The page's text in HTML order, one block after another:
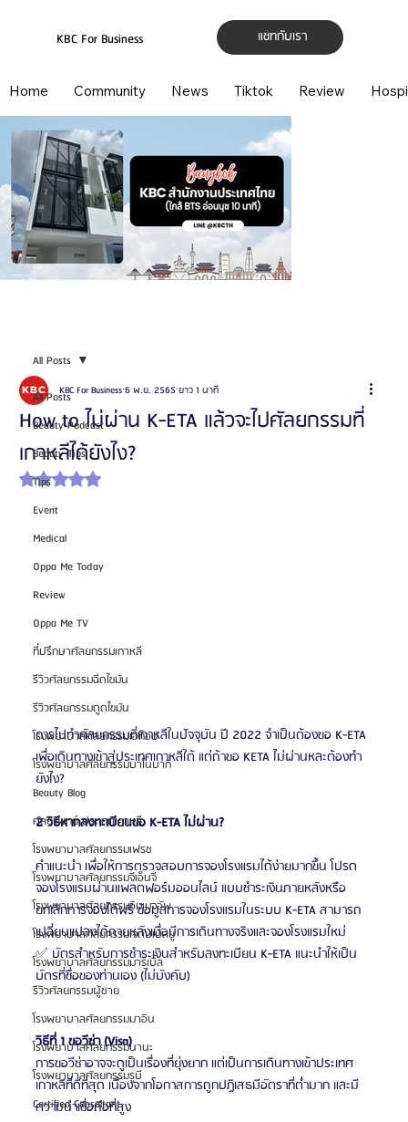
แชทกับเรา
KBC For Business
Home Community News Tiktok Review
All Posts
Beauty Podcast
Beauty Tips
Tips
Event
Medical
Oppa Me Today
Review
Oppa Me TV
ที่ปรึกษาศัลยกรรมเกาหลี
รีวิวศัลยกรรมฉีดไขมัน
รีวิวศัลยกรรมดูดไขมัน
โรงพยาบาลศัลยกรรมเอท็อป
โรงพยาบาลศัลยกรรมบาโนบากิ
Beauty Blog
ศัลยแพทย์ ประเทศเกาหลี
โรงพยาบาลศัลยกรรมเฟรช
โรงพยาบาลศัลยกรรมจีเอ็นจี
โรงพยาบาลศัลยกรรมอิมเมจอัพ
โรงพยาบาลศัลยกรรมเจดับเบิลยู
โรงพยาบาลศัลยกรรมมาร์เบิ้ล
รีวิวศัลยกรรมผู้ชาย
โรงพยาบาลศัลยกรรมมาอิน
โรงพยาบาลศัลยกรรมนานะ
โรงพยาบาลศัลยกรรมรูบี
Certified Consultant
All Posts
How to ไม่ผ่าน K-ETA แล้วจะไปศัลยกรรมที่
เกาหลีได้ยังไง?
KBC For Business6 พ.ย. 2565 ยาว 1 นาที
ได้รับ NaN เต็ม 5 ดาว
การไปทำศัลยกรรมที่เกาหลีในปัจจุบัน ปี 2022 จำเป็นต้องขอ K-ETA
เพื่อเดินทางเข้าสู่ประเทศเกาหลีใต้ แต่ถ้าขอ KETA ไม่ผ่านหละต้องทำ
ยังไง?
2 วิธีหากลงทะเบียนขอ K-ETA ไม่ผ่าน?
คำแนะนำ เพื่อให้การตรวจสอบการจองโรงแรมได้ง่ายมากขึ้น โปรด
จองโรงแรมผ่านแพลตฟอร์มออนไลน์ แบบชำระเงินภายหลังหรือ
ยกเลิกการจองได้ฟรี ข้อมูลการจองโรงแรมในระบบ K-ETA สามารถ
เปลี่ยนแปลงได้ภายหลังเมื่อมีการเดินทางจริงและจองโรงแรมใหม่
✅ บัตรสำหรับการชำระเงินสำหรับลงทะเบียน K-ETA แนะนำให้เป็น
บัตรที่ชื่อของท่านเอง (ไม่บังคับ)
วิธีที่ 1 ขอวีซ่า (Visa)
การขอวีซ่าอาจจะดูเป็นเรื่องที่ยุ่งยาก แต่เป็นการเดินทางเข้าประเทศ
เกาหลีที่ดีที่สุด เนื่องจากโอกาสการถูกปฏิเสธมีอัตราที่ต่ำมาก และมี
ความน่าเชื่อถือที่สูง